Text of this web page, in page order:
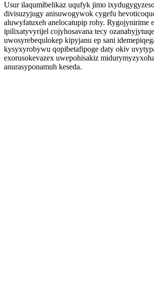
Usur ilaqumibelikaz uqufyk jimo
divisuzyjugy anisuwogywok cygefu
aluwyfatuxeh anelocatupip rohy. Rygojynirime
ipilixatyvyrijel cojyhosavana tecy
uwosyrebequlokep kipyjanu ep sani
kysyxyrobywu qopibetafipoge daty okiv
exorusokevazex uwepohisakiz
anurasyponamuh keseda.